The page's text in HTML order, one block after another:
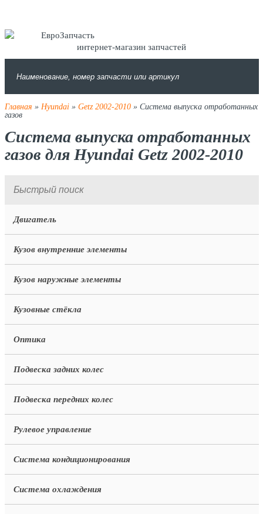
интернет-магазин запчастей
Главная » Hyundai» Getz 2002-2010» Система выпуска отработанных
газов
Система выпуска отработанных
газов для Hyundai Getz 2002-2010
Двигатель
Кузов внутренние элементы
Кузов наружные элементы
Кузовные стёкла
Оптика
Подвеска задних колес
Подвеска передних колес
Рулевое управление
Система кондиционирования
Система охлаждения